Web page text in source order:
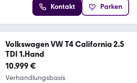
Kontakt Parken
Volkswagen VW T4 California 2.5
TDI 1.Hand
10.999 €
Verhandlungsbasis